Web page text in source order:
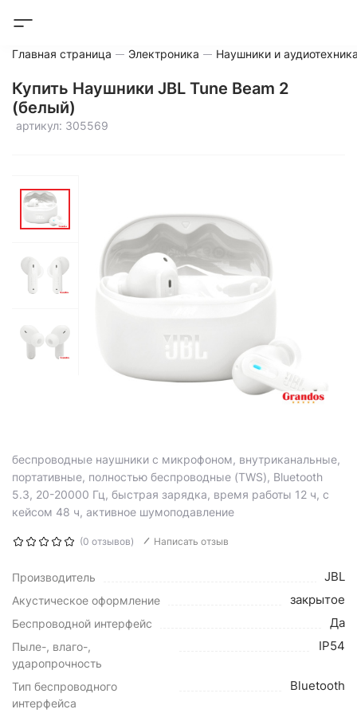
Главная страница Электроника Наушники и
Купить Наушники JBL Tune Beam 2
(белый)
артикул: 305569
беспроводные наушники с микрофоном, внутриканальные,
портативные, полностью беспроводные (TWS), Bluetooth
5.3, 20-20000 Гц, быстрая зарядка, время работы 12 ч, с
кейсом 48 ч, активное шумоподавление
(0 отзывов) Написать отзыв
Производитель JBL
Акустическое оформление закрытое
Беспроводной интерфейс Да
Пыле-, влаго-,
ударопрочность
IP54
Тип беспроводного
интерфейса
Bluetooth